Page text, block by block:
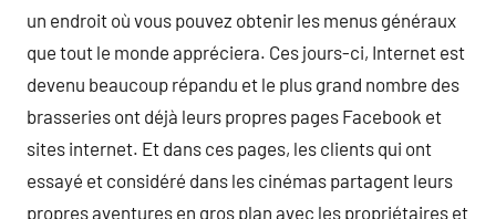
un endroit où vous pouvez obtenir les menus généraux
que tout le monde appréciera. Ces jours-ci, Internet est
devenu beaucoup répandu et le plus grand nombre des
brasseries ont déjà leurs propres pages Facebook et
sites internet. Et dans ces pages, les clients qui ont
essayé et considéré dans les cinémas partagent leurs
propres aventures en gros plan avec les propriétaires et